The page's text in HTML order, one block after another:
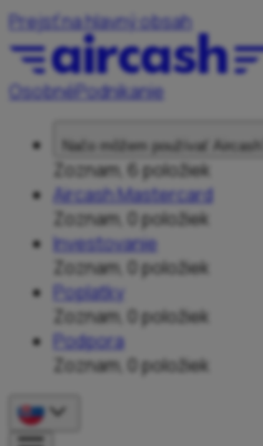
Prejsť na hlavný obsah
OsobnéPodnikanie
Načo môžem používať Aircash?
Zoznam, 6 položiek
Aircash Mastercard
Zoznam, 0 položiek
Investovanie
Zoznam, 0 položiek
Poplatky
Zoznam, 0 položiek
Podpora
Zoznam, 0 položiek